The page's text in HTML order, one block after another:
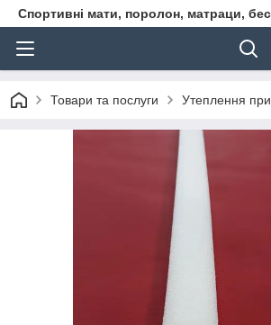
Спортивні мати, поролон, матраци,
Товари та послуги Утеплення